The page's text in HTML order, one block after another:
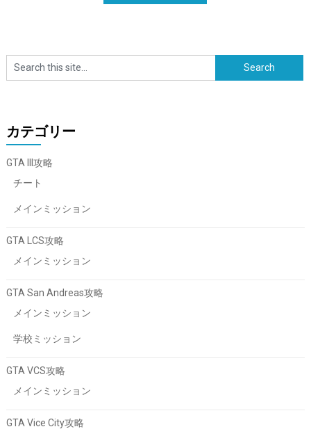
カテゴリー
GTA III攻略
チート
メインミッション
GTA LCS攻略
メインミッション
GTA San Andreas攻略
メインミッション
学校ミッション
GTA VCS攻略
メインミッション
GTA Vice City攻略